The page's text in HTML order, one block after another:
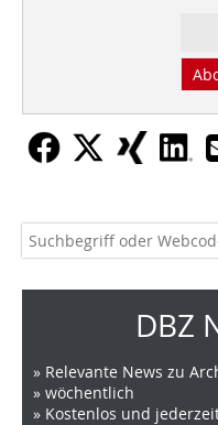
DBZ
» Relevante News zu
» wöchentlich
» Kostenlos und